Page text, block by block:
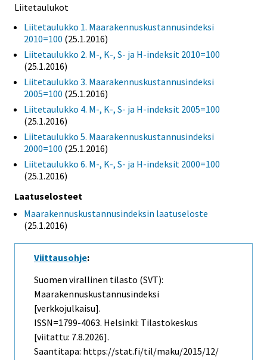
Liitetaulukot
Liitetaulukko 1. Maarakennuskustannusindeksi
2010=100 (25.1.2016)
Liitetaulukko 2. M-, K-, S- ja H-indeksit 2010=100
(25.1.2016)
Liitetaulukko 3. Maarakennuskustannusindeksi
2005=100 (25.1.2016)
Liitetaulukko 4. M-, K-, S- ja H-indeksit 2005=100
(25.1.2016)
Liitetaulukko 5. Maarakennuskustannusindeksi
2000=100 (25.1.2016)
Liitetaulukko 6. M-, K-, S- ja H-indeksit 2000=100
(25.1.2016)
Laatuselosteet
Maarakennuskustannusindeksin laatuseloste
(25.1.2016)
Viittausohje:
Suomen virallinen tilasto (SVT):
Maarakennuskustannusindeksi
[verkkojulkaisu].
ISSN=1799-4063. Helsinki: Tilastokeskus
[viitattu: 7.8.2026].
Saantitapa: https://stat.fi/til/maku/2015/12/